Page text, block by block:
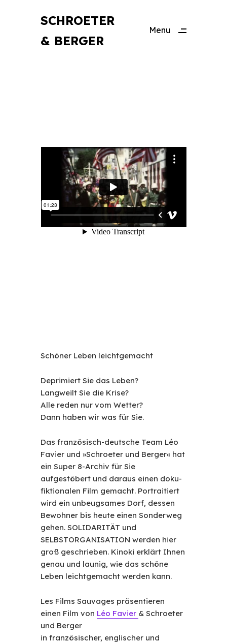
SCHROETER
& BERGER
Menu
Schöner Leben leichtgemacht
Deprimiert Sie das Leben?
Langweilt Sie die Krise?
Alle reden nur vom Wetter?
Dann haben wir was für Sie.
Das französisch-deutsche Team Léo
Favier und »Schroeter und Berger« hat
ein Super 8-Archiv für Sie
aufgestöbert und daraus einen doku-
fiktionalen Film gemacht. Portraitiert
wird ein unbeugsames Dorf, dessen
Bewohner bis heute einen Sonderweg
gehen. SOLIDARITÄT und
SELBSTORGANISATION werden hier
groß geschrieben. Kinoki erklärt Ihnen
genau und launig, wie das schöne
Leben leichtgemacht werden kann.
Les Films Sauvages präsentieren
einen Film von Léo Favier & Schroeter
und Berger
in französischer, englischer und